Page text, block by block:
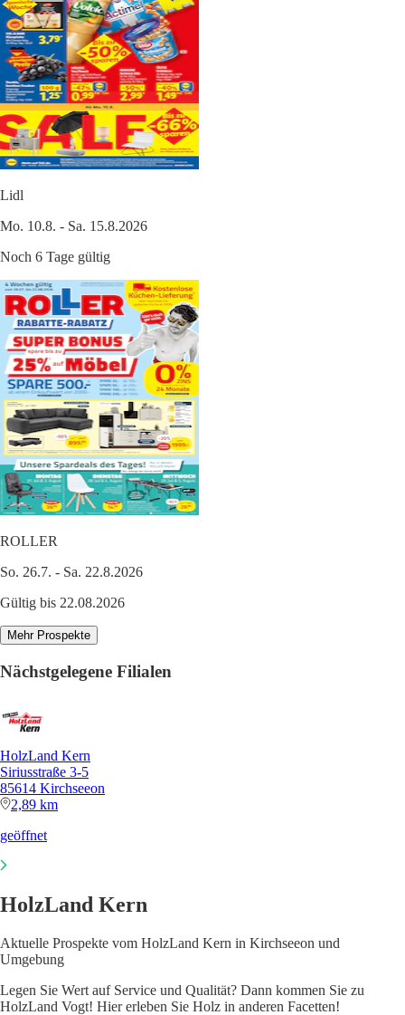
Lidl
Mo. 10.8. - Sa. 15.8.2026
Noch 6 Tage gültig
ROLLER
So. 26.7. - Sa. 22.8.2026
Gültig bis 22.08.2026
Mehr Prospekte
Nächstgelegene Filialen
HolzLand Kern
Siriusstraße 3-5
85614 Kirchseeon
2,89 km
geöffnet
HolzLand Kern
Aktuelle Prospekte vom HolzLand Kern in Kirchseeon und
Umgebung
Legen Sie Wert auf Service und Qualität? Dann kommen Sie zu
HolzLand Vogt! Hier erleben Sie Holz in anderen Facetten!